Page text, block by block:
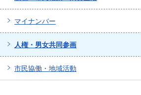
マイナンバー
人権・男女共同参画
市民協働・地域活動